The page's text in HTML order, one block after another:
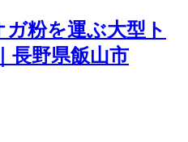
ガ粉を運ぶ大型ト
長野県飯山市